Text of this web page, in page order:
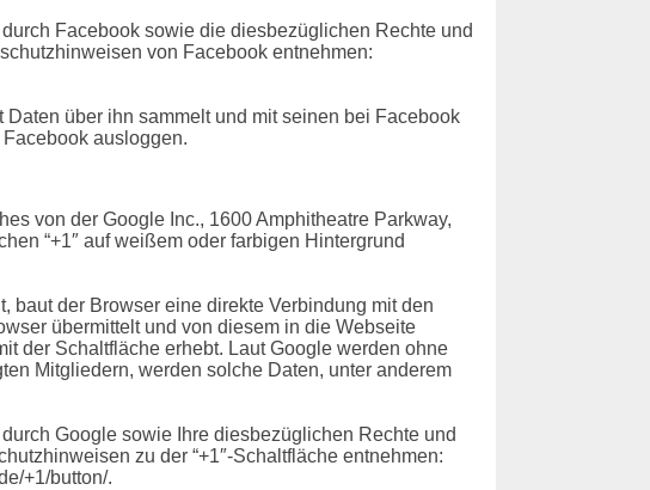
Facebook sowie die diesbezüglichen Rechte und
von Facebook entnehmen:
über ihn sammelt und mit seinen bei Facebook
ausloggen.
von der Google Inc., 1600 Amphitheatre Parkway,
“+1″ auf weißem oder farbigen Hintergrund
baut der Browser eine direkte Verbindung mit den
übermittelt und von diesem in die Webseite
der Schaltfläche erhebt. Laut Google werden ohne
Mitgliedern, werden solche Daten, unter anderem
Google sowie Ihre diesbezüglichen Rechte und
zu der “+1″-Schaltfläche entnehmen:
+1/button/.